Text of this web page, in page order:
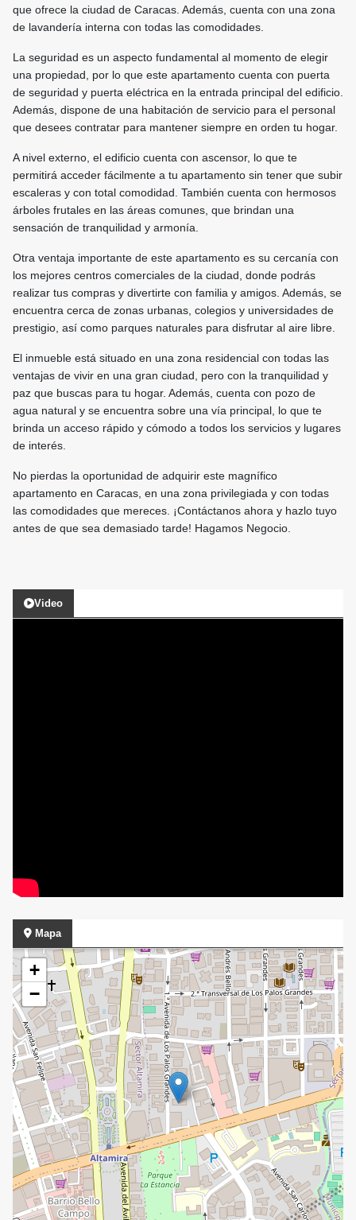
que ofrece la ciudad de Caracas. Además, cuenta con una zona
de lavandería interna con todas las comodidades.
La seguridad es un aspecto fundamental al momento de elegir
una propiedad, por lo que este apartamento cuenta con puerta
de seguridad y puerta eléctrica en la entrada principal del edificio.
Además, dispone de una habitación de servicio para el personal
que desees contratar para mantener siempre en orden tu hogar.
A nivel externo, el edificio cuenta con ascensor, lo que te
permitirá acceder fácilmente a tu apartamento sin tener que subir
escaleras y con total comodidad. También cuenta con hermosos
árboles frutales en las áreas comunes, que brindan una
sensación de tranquilidad y armonía.
Otra ventaja importante de este apartamento es su cercanía con
los mejores centros comerciales de la ciudad, donde podrás
realizar tus compras y divertirte con familia y amigos. Además, se
encuentra cerca de zonas urbanas, colegios y universidades de
prestigio, así como parques naturales para disfrutar al aire libre.
El inmueble está situado en una zona residencial con todas las
ventajas de vivir en una gran ciudad, pero con la tranquilidad y
paz que buscas para tu hogar. Además, cuenta con pozo de
agua natural y se encuentra sobre una vía principal, lo que te
brinda un acceso rápido y cómodo a todos los servicios y lugares
de interés.
No pierdas la oportunidad de adquirir este magnífico
apartamento en Caracas, en una zona privilegiada y con todas
las comodidades que mereces. ¡Contáctanos ahora y hazlo tuyo
antes de que sea demasiado tarde! Hagamos Negocio.
Video
Mapa
+
−